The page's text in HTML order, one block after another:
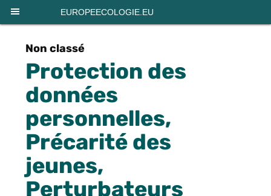
EUROPEECOLOGIE.EU
Non classé
Protection des
données
personnelles,
Précarité des
jeunes,
Perturbateurs